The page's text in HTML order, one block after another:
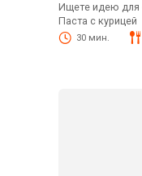
Ищете идею для
Паста с курицей
30 мин.